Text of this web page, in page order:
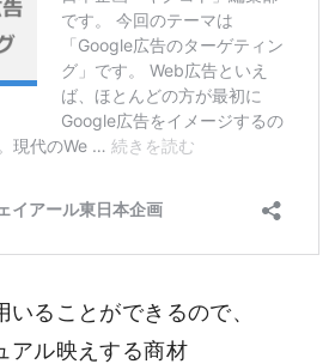
ることができるので、
アル映えする商材